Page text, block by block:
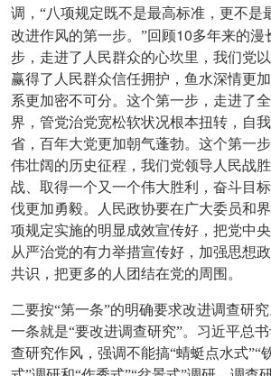
调，“八项规定既不是最高标准，更不是
改进作风的第一步。”回顾10多年来的漫
步，走进了人民群众的心坎里，我们党
赢得了人民群众信任拥护，鱼水深情更
系更加密不可分。这个第一步，走进了
界，管党治党宽松软状况根本扭转，自
省，百年大党更加朝气蓬勃。这个第一
伟壮阔的历史征程，我们党领导人民战
战、取得一个又一个伟大胜利，奋斗目
伐更加勇毅。人民政协要在广大委员和
项规定实施的明显成效宣传好，把党中
从严治党的有力举措宣传好，加强思想
共识，把更多的人团结在党的周围。
二要按“第一条”的明确要求改进调查研
一条就是“要改进调查研究”。习近平总
查研究作风，强调不能搞“蜻蜓点水式”“